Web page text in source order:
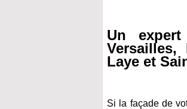
Un
Versailles,
Laye et
Si la façade de